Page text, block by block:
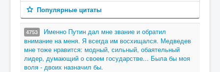
Популярные цитаты
4753
Именно Путин дал мне звание и обратил
внимание на меня. Я всегда им восхищался. Медведев
мне тоже нравится: модный, сильный, обаятельный
лидер, думающий о своем государстве... Была бы моя
воля - двоих назначил бы.